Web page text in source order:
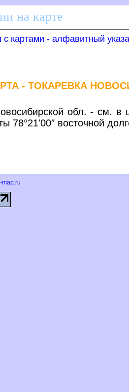
на карте
картами - алфавитный
- ТОКАРЕВКА
обл. - см. в
78°21′00″ восточной
map.ru